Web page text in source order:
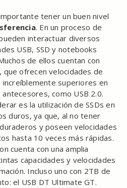
tener un buen nivel
. En un proceso de
interactuar diversos
USB, SSD y notebooks
de ellos cuentan con
que ofrecen velocidades de
superiores en
como USB 2.0.
es la utilización de SSDs en
duros, ya que, al no tener
y poseen velocidades
hasta 10 veces más rápidas.
cuenta con una amplia
capacidades y velocidades
Incluso uno con 2TB de
el USB DT Ultimate GT.